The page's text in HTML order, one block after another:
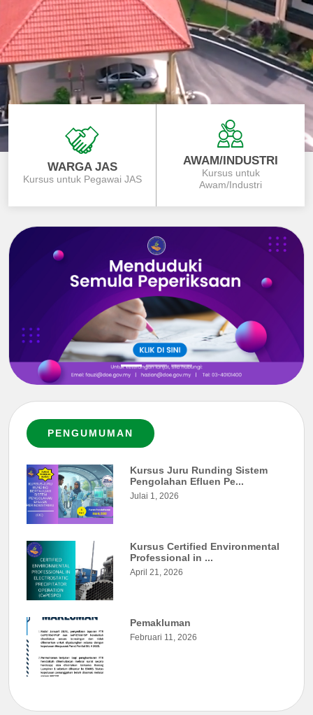
WARGA JAS
Kursus untuk Pegawai JAS
AWAM/INDUSTRI
Kursus untuk
Awam/Industri
PENGUMUMAN
Kursus Juru Runding Sistem
Pengolahan Efluen Pe...
Julai 1, 2026
Kursus Certified Environmental
Professional in ...
April 21, 2026
Pemakluman
Februari 11, 2026